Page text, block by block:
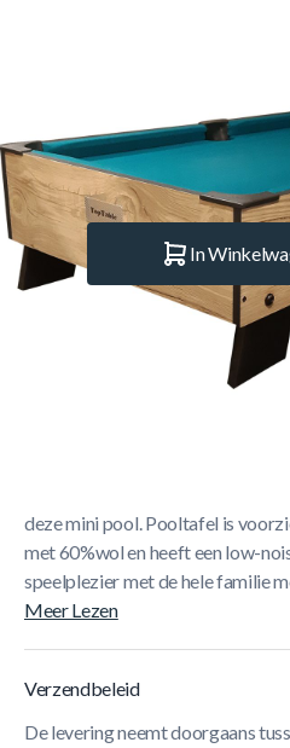
TT.PC0001-W Merk:
€ 79.–
Aantal
In
deze mini pool. Pooltafel is
met 60%wol en heeft een low-
speelplezier met de hele familie
Meer Lezen
Verzendbeleid
De levering neemt doorgaans